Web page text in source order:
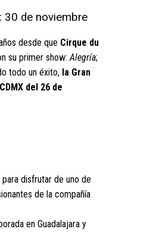
30 de noviembre
desde que Cirque du
su primer show:Alegría;
todo un éxito, la Gran
del 26 de
disfrutar de uno de
de la compañía
en Guadalajara y